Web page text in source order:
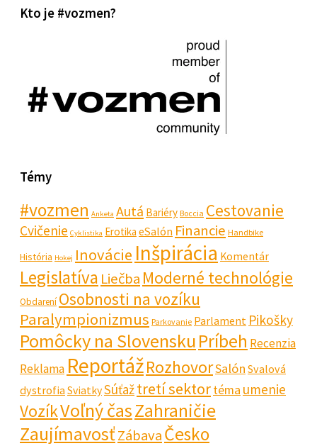
Kto je #vozmen?
Témy
#vozmen Anketa Autá Bariéry Boccia Cestovanie
Cvičenie Cyklistika Erotika eSalón Financie Handbike
História Hokej Inovácie Inšpirácia Komentár
Legislatíva Liečba Moderné technológie
Obdarení Osobnosti na vozíku
Paralympionizmus Parkovanie Parlament Pikošky
Pomôcky na SlovenskuPríbeh Recenzia
Reklama ReportážRozhovorSalón Svalová
dystrofiaSviatkySúťažtretí sektortéma umenie
VozíkVoľný časZahraničie
ZaujímavosťZábavaČesko